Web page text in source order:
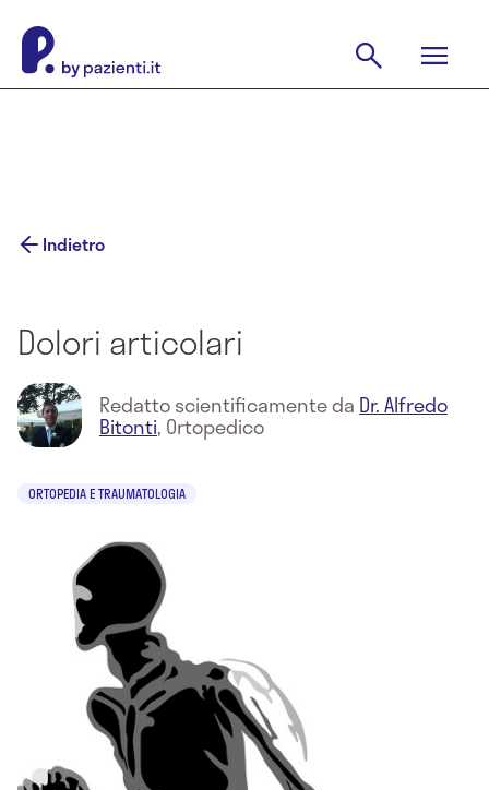
Indietro
Dolori articolari
Redatto scientificamente da Dr. Alfredo
Bitonti, Ortopedico
ORTOPEDIA E TRAUMATOLOGIA